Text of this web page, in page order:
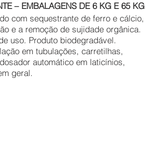
– EMBALAGENS DE 6 KG E 65 KG
com sequestrante de ferro e cálcio,
e a remoção de sujidade orgânica.
uso. Produto biodegradável.
em tubulações, carretilhas,
automático em laticínios,
geral.